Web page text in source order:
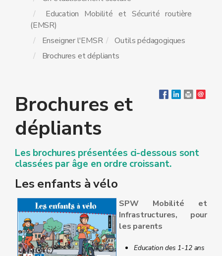
Education Mobilité et Sécurité routière
(EMSR)
Enseigner l'EMSR
Outils pédagogiques
Brochures et dépliants
Brochures et
dépliants
Les brochures présentées ci-dessous sont
classées par âge en ordre croissant.
Les enfants à vélo
SPW Mobilité et
Infrastructures, pour
les parents
Education des 1-12 ans